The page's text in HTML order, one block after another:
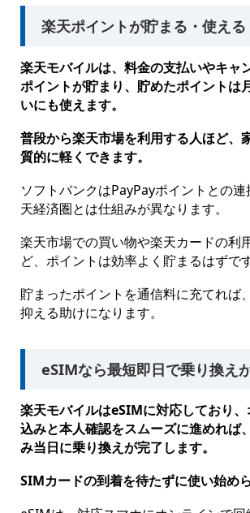
楽天ポイントが貯まる・使える
楽天モバイルは、料金の支払いやキャ
ポイントが貯まり、貯めたポイントは
いにも使えます。
普段から楽天市場を利用する人ほど、
質的に軽くできます。
ソフトバンクはPayPayポイントとの
天経済圏とは仕組みが異なります。
楽天市場での買い物や楽天カードの利
ど、ポイントは効率よく貯まるはずです
貯まったポイントを通信料に充てれば
抑える助けになります。
eSIMなら最短即日で乗り換え
楽天モバイルはeSIMに対応しており
込みと本人確認をスムーズに進めれば
み当日に乗り換えが完了します。
SIMカードの到着を待たずに使い始めら